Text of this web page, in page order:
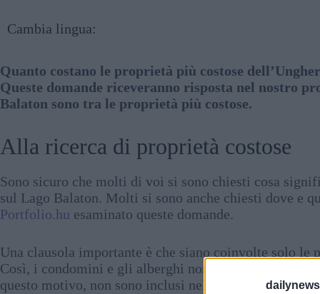
Cambia lingua:
Quanto costano le proprietà più costose
Queste domande riceveranno risposta nel nostro
Balaton sono tra le proprietà più costose.
Alla ricerca di proprietà costose
Sono sicuro che molti di voi si sono chiesti cosa
sul Lago Balaton. Molti si sono anche chiesti dove e
Portfolio.hu esaminato queste domande.
Una clausola importante è che siano coinvolte solo le
Così, i condomini e gli alberghi non sono inclusi
questo motivo, non sono inclusi nella lista.